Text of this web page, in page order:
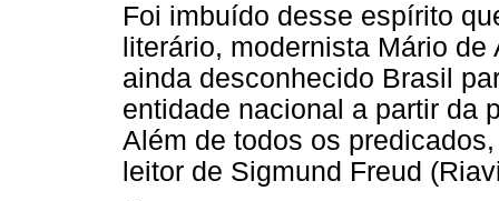
Foi imbuído desse espírito
literário, modernista Mário
ainda desconhecido Brasil
entidade nacional a partir da
Além de todos os
leitor de Sigmund Freud